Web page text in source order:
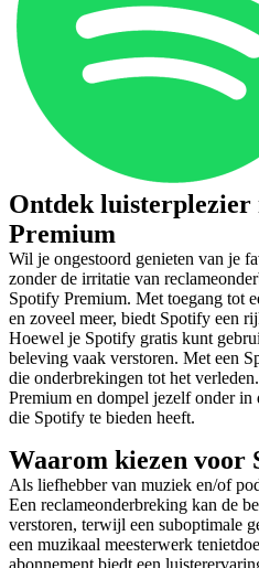
Ontdek luisterplezier
Premium
Wil je ongestoord genieten van je
zonder de irritatie van
Spotify Premium. Met toegang tot
en zoveel meer, biedt Spotify een
Hoewel je Spotify gratis kunt
beleving vaak verstoren. Met een
die onderbrekingen tot het
Premium en dompel jezelf onder in
die Spotify te bieden heeft.
Waarom kiezen voor
Als liefhebber van muziek en/of
Een reclameonderbreking kan de
verstoren, terwijl een suboptimale
een muzikaal meesterwerk
abonnement biedt een